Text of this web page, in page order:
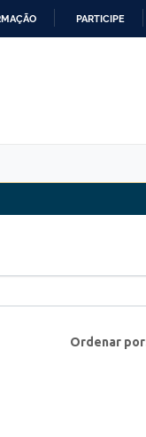
PARTICIPE
Ordenar por